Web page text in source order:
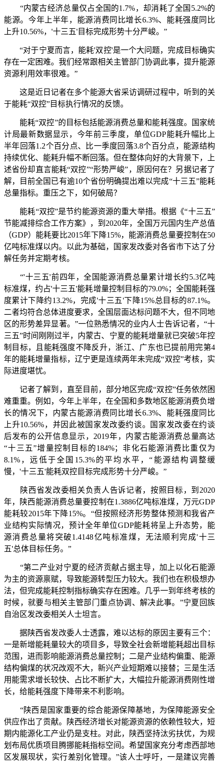
“内蒙古经济总量仅占全国的1.7%，却消耗了全国5.2%的
能源。今年上半年，能源消费同比增长6.3%、能耗强度同比
上升10.56%，'十三五'目标完成形势十分严峻。”
“对于宁夏而言，能耗'双控'是一个大问题，完成目标确实
存在一定困难。我们经常跟相关主管部门协调此事，提升能源
资源利用效率很难。”
这是近日记者在多个能源大省采访调研过程中，听到的关
于能耗“双控”目标执行情况的反馈。
能耗“双控”的目标包括能源消费总量和能耗强度。国家统
计局最新数据显示，今年前三季度，单位GDP能耗升幅比上
半年回落1.2个百分点、比一季度回落3.8个百分点，能源结构
持续优化、能耗升幅不断回落。但在整体向好的大背景下，上
述省份却直言能耗“双控”“形势严峻”，原因何在？另据记者了
解，目前全国已有逾10个省份明确提出难以完成“十三五”能耗
总量指标。重压之下，如何破局？
能耗“双控”是节约能源资源的重大举措。根据《“十三五”
节能减排综合工作方案》，到2020年，全国万元国内生产总值
（GDP）能耗要比2015年下降15%，能源消费总量要控制在50
亿吨标准煤以内。以此为基础，国家发改委对各省市下达了分
解任务并定期考核。
“'十三五'前四年，全国能源消费总量累计增长约5.3亿吨
标准煤，约占'十三五'能耗增量控制目标的79.0%；全国能耗强
度累计下降约13.2%，完成'十三五'下降15%总目标的87.1%。
二者均符合总体进度要求，全国层面达标问题不大，但不同地
区的形势差异显著。”一位熟悉情况的业内人士告诉记者，“十
三五”时间刚刚过半，内蒙古、宁夏的能耗增量就已突破5年控
制目标，且能耗强度不降反升，浙江、广东也已提前用完第4
年的能耗增量指标，辽宁更是连续两年未完成“双控”考核，实
际进度堪忧。
记者了解到，直至目前，部分地区完成“双控”任务依然困
难重重。例如，今年上半年，在全国和多数地区能源消费负增
长的情况下，内蒙古能源消费同比增长6.3%、能耗强度同比
上升10.56%，并因此被国家发改委约谈。国家发改委在约谈
后发布的公开信息显示，2019年，内蒙古能源消费总量高达
“十三五”增量控制目标的184%；非化石能源消费比重仅为
8.1%，远低于全国15.3%的平均水平，“能源结构调整缓
慢，'十三五'能耗双控目标完成形势十分严峻。”
陕西省发改委相关负责人告诉记者，按照目标，到2020
年，陕西能源消费总量要控制在1.3886亿吨标准煤，万元GDP
能耗较2015年下降15%。“但按照经济形势整体预测和我省产
业结构实际情况，预计全年单位GDP能耗将呈上升态势，能
源消费总量将突破1.4148亿吨标准煤，无法顺利完成'十三
五'总体目标任务。”
“第二产业对宁夏的经济贡献占据主导，加上以化石能源
为主的资源禀赋，导致能源转型压力较大。我们也在积极想办
法，但完成能耗控制指标确实存在困难。几乎一到年终考核的
时候，就要与相关主管部门重点协调、解决此事。”宁夏回族
自治区发改委相关人士坦言。
据陕西省发改委人士透露，难以达标的原因主要有三个：
一是新增能耗量较大的项目多，导致全社会新增能耗超出目标
范围，进而影响能源消费总量控制；二是产业结构偏重、能源
结构偏煤的状况改观不大，新兴产业短期难以接替；三是生活
用能需求增长较快、占比不断扩大，大幅拉升能源消费刚性增
长，给能耗强度下降带来不利影响。
“陕西是国家重要的综合能源保障基地，为保障能源安全
供应作出了贡献。陕西经济增长对能源资源的依赖性较大，短
期内能源化工产业仍是支柱。对此，陕西坚持汰劣扶优，为规
划布局优质项目腾挪能耗指标空间。希望国家充分考虑西部地
区发展现状，实行差别化管理。”该人士呼吁，一是建议完善